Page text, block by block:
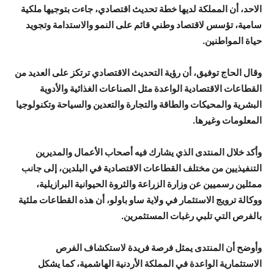
الاحد، أن المملكة لديها خطة تحديث اقتصادي، جاءت بتوجيها ملكية
سامية، تؤسس لاقتصاد وطني قائم على النمو والاستدامة وتجويد
حياة المواطنين.
وقال الحاج توفيق، أن رؤية التحديث الاقتصادي ترتكز على العديد من
القطاعات الاقتصادية الواعدة مثل الصناعات الغذائية والأدوية
البشرية والمحيكات والطاقة والتجارة والتعدين والسياحة وتكنولوجيا
المعلومات وغيرها.
وأكد خلال المنتدى الذي يشارك فيه أصحاب الأعمال والمديرين
التنفيذيين من مختلف القطاعات الاقتصادية في البلدين، إلى جانب
ممثلين رسميين عن وزارة الزراعة والثروة الحيوانية البرازيلية،
ووكالة ترويج الاستثمار في ولاية ساو باولو، أن هذه القطاعات ملئية
بالفرص التي تلبي رغبات المستثمرين.
وأوضح أن المنتدى يمثل فرصة فريدة لاستكشاف الفرص
الاستثمارية الواعدة في المملكة الأردنية الهاشمية، كما يشكل